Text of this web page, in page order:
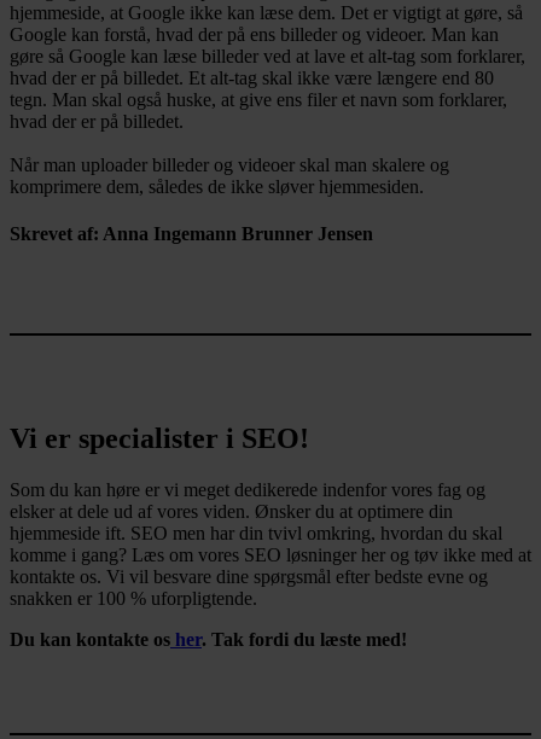
hjemmeside, at Google ikke kan læse dem. Det er vigtigt at gøre, så
Google kan forstå, hvad der på ens billeder og videoer. Man kan
gøre så Google kan læse billeder ved at lave et alt-tag som forklarer,
hvad der er på billedet. Et alt-tag skal ikke være længere end 80
tegn. Man skal også huske, at give ens filer et navn som forklarer,
hvad der er på billedet.
Når man uploader billeder og videoer skal man skalere og
komprimere dem, således de ikke sløver hjemmesiden.
Skrevet af: Anna Ingemann Brunner Jensen
Vi er specialister i SEO!
Som du kan høre er vi meget dedikerede indenfor vores fag og
elsker at dele ud af vores viden. Ønsker du at optimere din
hjemmeside ift. SEO men har din tvivl omkring, hvordan du skal
komme i gang? Læs om vores SEO løsninger her og tøv ikke med at
kontakte os. Vi vil besvare dine spørgsmål efter bedste evne og
snakken er 100 % uforpligtende.
Du kan kontakte os her. Tak fordi du læste med!